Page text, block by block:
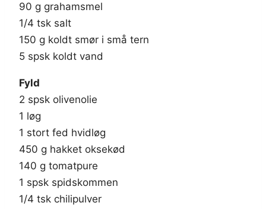
90 g grahamsmel
1/4 tsk salt
150 g koldt smør i små tern
5 spsk koldt vand
Fyld
2 spsk olivenolie
1 løg
1 stort fed hvidløg
450 g hakket oksekød
140 g tomatpure
1 spsk spidskommen
1/4 tsk chilipulver